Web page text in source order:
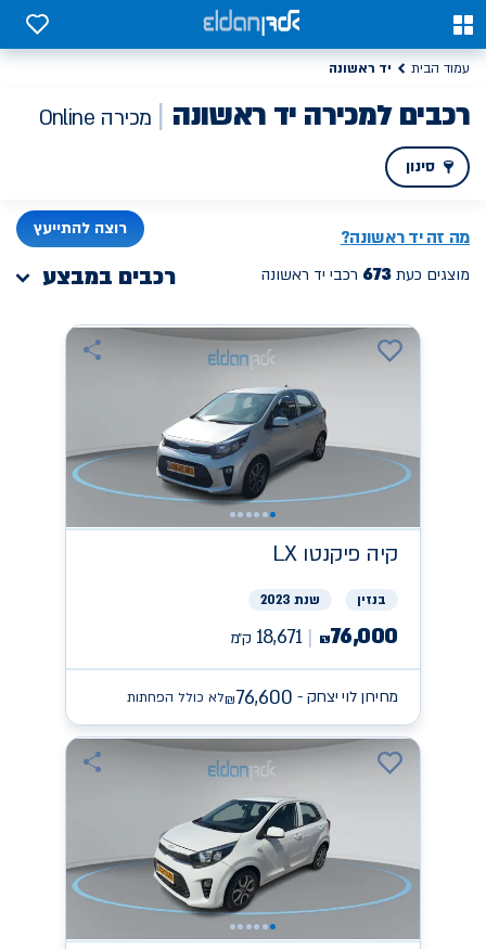
0
0
עמוד הבית יד ראשונה
רכבים למכירה יד ראשונה מכירה Online
סינון
מה זהיד ראשונה? רוצה להתייעץ
מוצגים כעת רכבי יד ראשונה רכבים במבצע
קיה פיקנטו LX
בנזין שנת 2023
₪76,000
18,671 ק״מ
מחירון לוי יצחק - ₪76,600 לא כולל הפחתות